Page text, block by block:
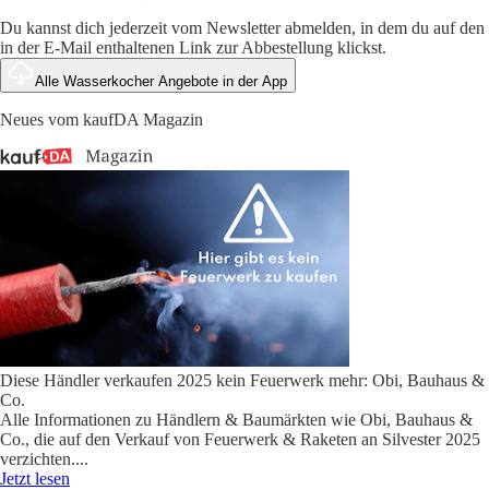
Du kannst dich jederzeit vom Newsletter abmelden, in dem du auf den
in der E-Mail enthaltenen Link zur Abbestellung klickst.
Alle Wasserkocher Angebote in der App
Neues vom kaufDA Magazin
Diese Händler verkaufen 2025 kein Feuerwerk mehr: Obi, Bauhaus &
Co.
Alle Informationen zu Händlern & Baumärkten wie Obi, Bauhaus &
Co., die auf den Verkauf von Feuerwerk & Raketen an Silvester 2025
verzichten....
Jetzt lesen